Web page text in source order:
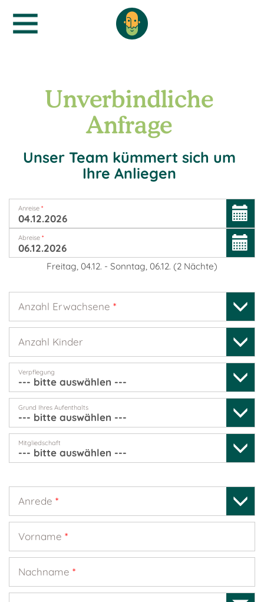
Unverbindliche
Anfrage
Unser Team kümmert sich um
Ihre Anliegen
Anreise *
Abreise *
Freitag, 04.12. - Sonntag, 06.12. (2 Nächte)
Anzahl Erwachsene *
Anzahl Kinder
Verpflegung
Grund Ihres Aufenthalts
Mitgliedschaft
Anrede *
Vorname *
Nachname *